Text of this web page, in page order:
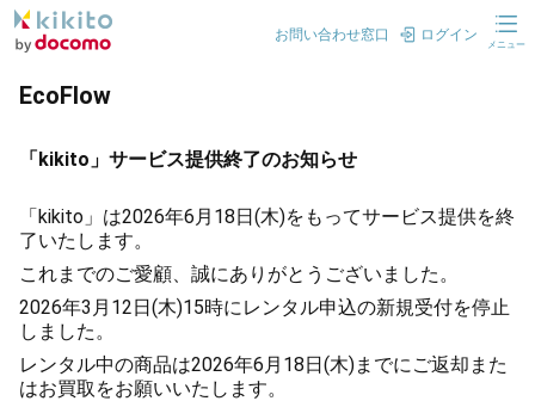
お問い合わせ窓口 ログイン
メニュー
EcoFlow
「kikito」サービス提供終了のお知らせ
「kikito」は2026年6月18日(木)をもってサービス提供を終
了いたします。
これまでのご愛顧、誠にありがとうございました。
2026年3月12日(木)15時にレンタル申込の新規受付を停止
しました。
レンタル中の商品は2026年6月18日(木)までにご返却また
はお買取をお願いいたします。